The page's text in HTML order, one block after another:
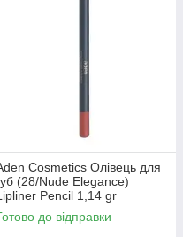
Cosmetics Олівець для
(28/Nude Elegance)
Pencil 1,14 gr
до відправки